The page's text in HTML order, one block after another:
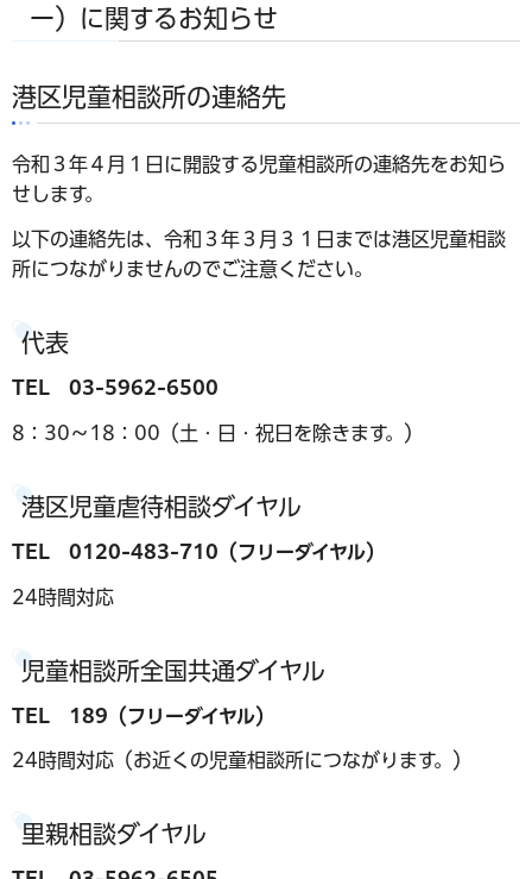
ー）に関するお知らせ
港区児童相談所の連絡先
令和３年４月１日に開設する児童相談所の連絡先をお知ら
せします。
以下の連絡先は、令和３年３月３１日までは港区児童相談
所につながりませんのでご注意ください。
代表
TEL 03-5962-6500
8：30～18：00（土・日・祝日を除きます。）
港区児童虐待相談ダイヤル
TEL 0120-483-710（フリーダイヤル）
24時間対応
児童相談所全国共通ダイヤル
TEL 189（フリーダイヤル）
24時間対応（お近くの児童相談所につながります。）
里親相談ダイヤル